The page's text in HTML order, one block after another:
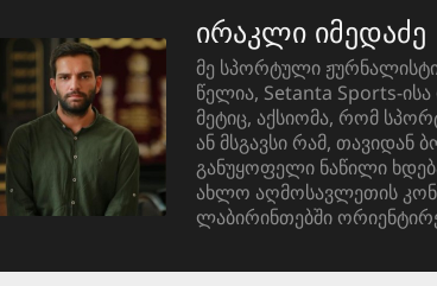
ირაკლი იმედაძე
მე სპორტული
წელია, Setanta Sports-
მეტიც, აქსიომა, რომ
ან მსგავსი რამ, თავიდან
განუყოფელი ნაწილი
ახლო აღმოსავლეთის
ლაბირინთებში